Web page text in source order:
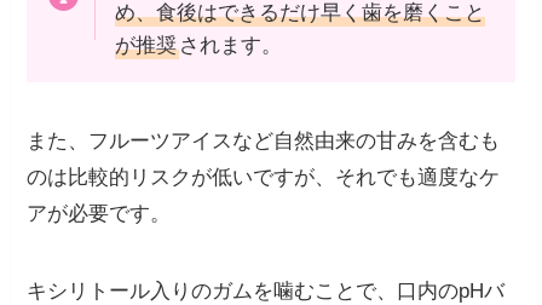
め、食後はできるだけ早く歯を磨くこと
が推奨されます。
また、フルーツアイスなど自然由来の甘みを含むも
のは比較的リスクが低いですが、それでも適度なケ
アが必要です。
キシリトール入りのガムを噛むことで、口内のpHバ